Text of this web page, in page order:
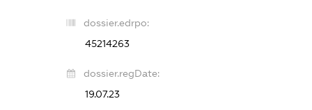
dossier.edrpo:
45214263
dossier.regDate:
19.07.23